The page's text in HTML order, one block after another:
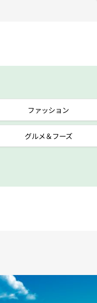
ファッション
グルメ＆フーズ